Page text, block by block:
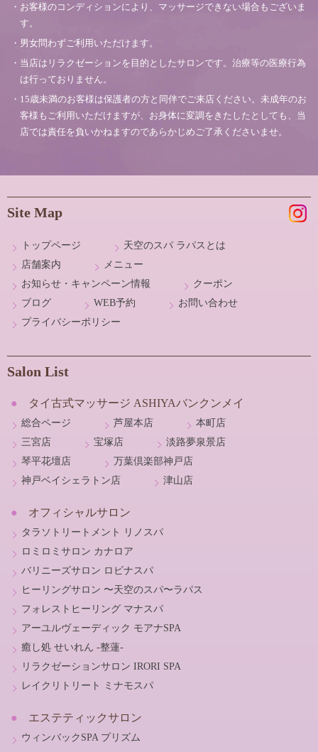
・お客様のコンディションにより、マッサージできない場合もございま
す。
・男女問わずご利用いただけます。
・当店はリラクゼーションを目的としたサロンです。治療等の医療行為
は行っておりません。
・15歳未満のお客様は保護者の方と同伴でご来店ください。未成年のお
客様もご利用いただけますが、お身体に変調をきたしたとしても、当
店では責任を負いかねますのであらかじめご了承くださいませ。
Site Map
トップページ
天空のスパ ラパスとは
店舗案内
メニュー
お知らせ・キャンペーン情報
クーポン
ブログ
WEB予約
お問い合わせ
プライバシーポリシー
Salon List
タイ古式マッサージ ASHIYAバンクンメイ
総合ページ 芦屋本店
本町店
三宮店
宝塚店
淡路夢泉景店
琴平花壇店
万葉倶楽部神戸店
神戸ベイシェラトン店
津山店
オフィシャルサロン
タラソトリートメント リノスパ
ロミロミサロン カナロア
バリニーズサロン ロビナスパ
ヒーリングサロン 〜天空のスパ〜ラパス
フォレストヒーリング マナスパ
アーユルヴェーディック モアナSPA
癒し処 せいれん -整蓮-
リラクゼーションサロン IRORI SPA
レイクリトリート ミナモスパ
エステティックサロン
ウィンバックSPA プリズム